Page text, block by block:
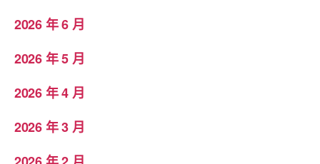
2026 年 6 月
2026 年 5 月
2026 年 4 月
2026 年 3 月